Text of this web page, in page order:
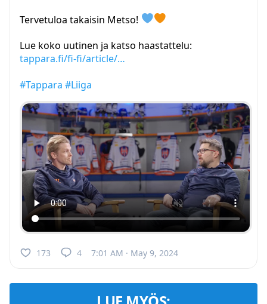
Tervetuloa takaisin Metso!
Lue koko uutinen ja katso haastattelu:
tappara.fi/fi-fi/article/…
#Tappara #Liiga
173 4 7:01 AM · May 9, 2024